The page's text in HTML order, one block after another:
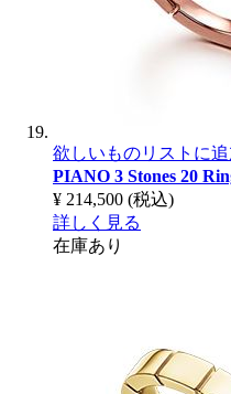
欲しいものリストに追
PIANO 3 Stones 20
¥ 214,500 (税込)
詳しく見る
在庫あり